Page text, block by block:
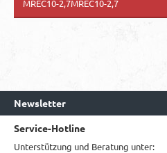
MREC10-2,7MREC10-2,7
Newsletter
Service-Hotline
Unterstützung und Beratung unter: